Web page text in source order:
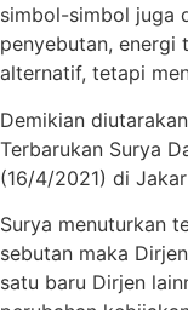
simbol-simbol juga
penyebutan, energi
alternatif, tetapi
Demikian
Terbarukan Surya
(16/4/2021) di
Surya menuturkan
sebutan maka
satu baru Dirjen